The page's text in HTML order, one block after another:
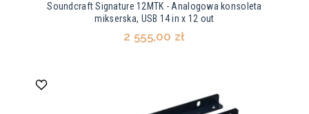
Soundcraft Signature 12MTK - Analogowa konsoleta
mikserska, USB 14 in x 12 out
2 555,00 zł